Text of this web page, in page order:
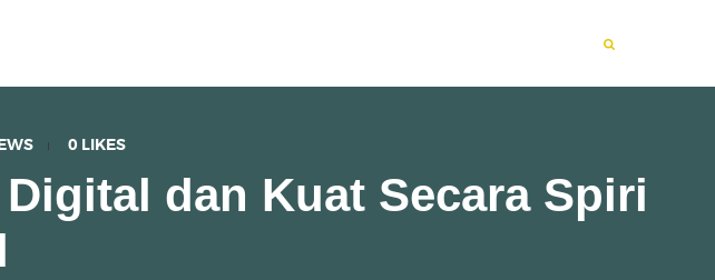
0 LIKES
dan Kuat Secara Spiri